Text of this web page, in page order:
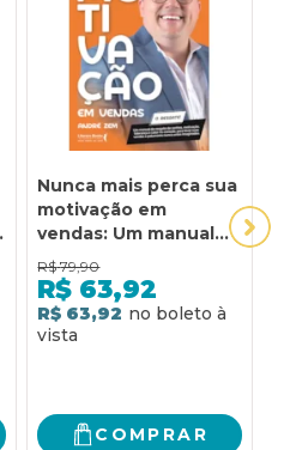
Nunca mais perca sua
motivação em
vendas: Um manual
de resgate de
sonhos, motivação,
liderança e calor no
coração, para levar
R$ 79,90
R$ 63,92
R$ 63,92
COMPRAR